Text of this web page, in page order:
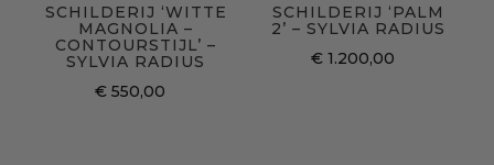
SCHILDERIJ ‘WITTE
MAGNOLIA –
CONTOURSTIJL’ –
SYLVIA RADIUS
€ 550,00
SCHILDERIJ ‘PALM
2’ – SYLVIA RADIUS
€ 1.200,00